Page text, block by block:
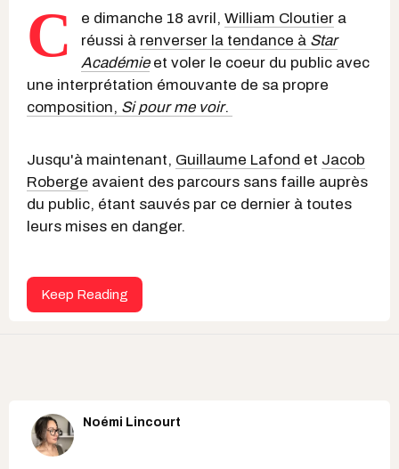
C e dimanche 18 avril, William Cloutier a
réussi à renverser la tendance à Star
Académieet voler le coeur du public avec
une interprétation émouvante de sa propre
composition, Si pour me voir.
Jusqu'à maintenant, Guillaume Lafond et Jacob
Roberge avaient des parcours sans faille auprès
du public, étant sauvés par ce dernier à toutes
leurs mises en danger.
Keep Reading
Noémi Lincourt